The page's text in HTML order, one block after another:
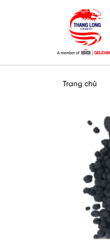
Trang chủ